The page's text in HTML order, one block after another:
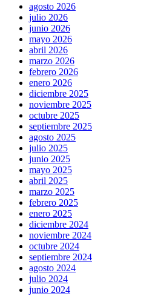
agosto 2026
julio 2026
junio 2026
mayo 2026
abril 2026
marzo 2026
febrero 2026
enero 2026
diciembre 2025
noviembre 2025
octubre 2025
septiembre 2025
agosto 2025
julio 2025
junio 2025
mayo 2025
abril 2025
marzo 2025
febrero 2025
enero 2025
diciembre 2024
noviembre 2024
octubre 2024
septiembre 2024
agosto 2024
julio 2024
junio 2024